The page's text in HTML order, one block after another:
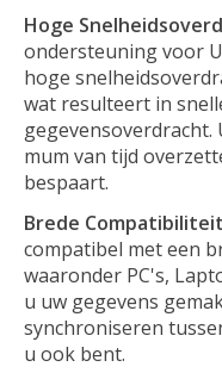
Hoge
ondersteuning voor
hoge
wat resulteert in
mum van tijd
bespaart.
Brede
compatibel met een
waaronder PC's,
u uw gegevens
synchroniseren
u ook bent.